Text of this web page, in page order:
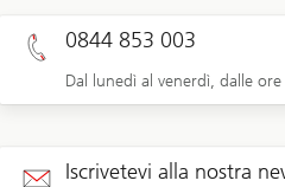
0844 853 003
Dal lunedì al venerdì, dalle
Iscrivetevi alla nostra